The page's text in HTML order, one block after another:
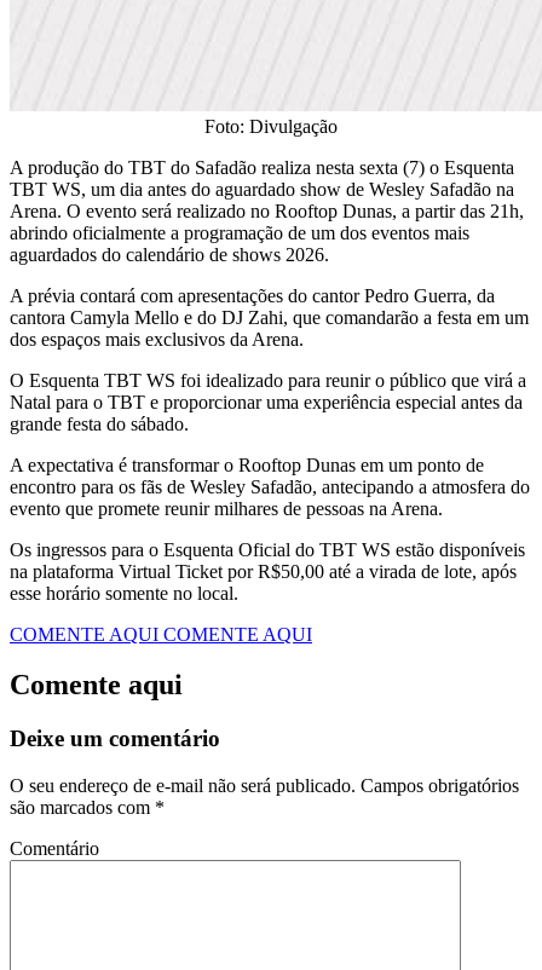
Foto: Divulgação
​A produção do TBT do Safadão realiza nesta sexta (7) o Esquenta
TBT WS, um dia antes do aguardado show de Wesley Safadão na
Arena. O evento será realizado no Rooftop Dunas, a partir das 21h,
abrindo oficialmente a programação de um dos eventos mais
aguardados do calendário de shows 2026.
​A prévia contará com apresentações do cantor Pedro Guerra, da
cantora Camyla Mello e do DJ Zahi, que comandarão a festa em um
dos espaços mais exclusivos da Arena.
​O Esquenta TBT WS foi idealizado para reunir o público que virá a
Natal para o TBT e proporcionar uma experiência especial antes da
grande festa do sábado.
A expectativa é transformar o Rooftop Dunas em um ponto de
encontro para os fãs de Wesley Safadão, antecipando a atmosfera do
evento que promete reunir milhares de pessoas na Arena.
​Os ingressos para o Esquenta Oficial do TBT WS estão disponíveis
na plataforma Virtual Ticket por R$50,00 até a virada de lote, após
esse horário somente no local.
COMENTE AQUI COMENTE AQUI
Comente aqui
Deixe um comentário
O seu endereço de e-mail não será publicado. Campos obrigatórios
são marcados com *
Comentário